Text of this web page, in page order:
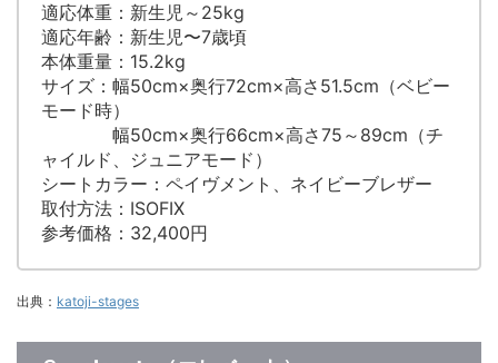
適応体重：新生児～25kg
適応年齢：新生児〜7歳頃
本体重量：15.2kg
サイズ：幅50cm×奥行72cm×高さ51.5cm（ベビー
モード時）
幅50cm×奥行66cm×高さ75～89cm（チ
ャイルド、ジュニアモード）
シートカラー：ペイヴメント、ネイビーブレザー
取付方法：ISOFIX
参考価格：32,400円
出典： katoji-stages